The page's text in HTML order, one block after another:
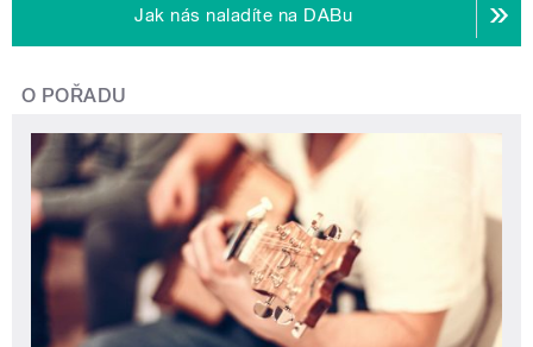
Jak nás naladíte na DABu
O POŘADU